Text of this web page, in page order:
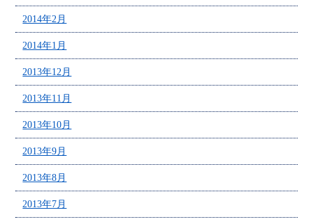
2014年2月
2014年1月
2013年12月
2013年11月
2013年10月
2013年9月
2013年8月
2013年7月